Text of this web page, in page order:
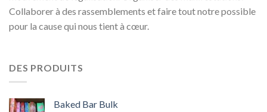
Collaborer à des rassemblements et faire tout notre possible
pour la cause qui nous tient à cœur.
DES PRODUITS
Baked Bar Bulk